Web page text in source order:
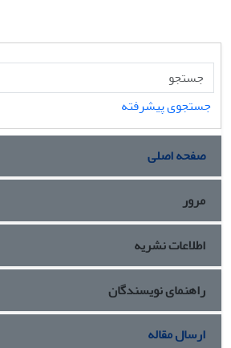
جستجوی پیشرفته
صفحه اصلی
مرور
اطلاعات نشریه
راهنمای نویسندگان
ارسال مقاله